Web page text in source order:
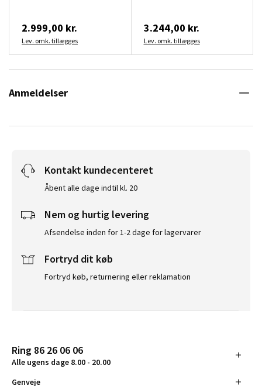
2.999,00 kr.
Lev. omk. tillægges
3.244,00 kr.
Lev. omk. tillægges
Anmeldelser
Kontakt kundecenteret
Åbent alle dage indtil kl. 20
Nem og hurtig levering
Afsendelse inden for 1-2 dage for lagervarer
Fortryd dit køb
Fortryd køb, returnering eller reklamation
Ring 86 26 06 06
Alle ugens dage 8.00 - 20.00
Genveje